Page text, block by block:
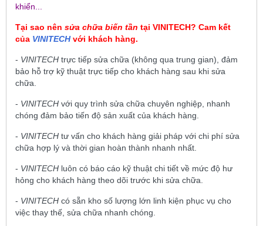
khiển...
Tại sao nên sửa chữa biến tần tại VINITECH? Cam kết
của VINITECHvới khách hàng.
- VINITECH trực tiếp sửa chữa (không qua trung gian), đảm
bảo hỗ trợ kỹ thuật trực tiếp cho khách hàng sau khi sửa
chữa.
- VINITECH với quy trình sửa chữa chuyên nghiệp, nhanh
chóng đảm bảo tiến độ sản xuất của khách hàng.
- VINITECH tư vấn cho khách hàng giải pháp với chi phí sửa
chữa hợp lý và thời gian hoàn thành nhanh nhất.
- VINITECH luôn có báo cáo kỹ thuật chi tiết về mức độ hư
hỏng cho khách hàng theo dõi trước khi sửa chữa.
- VINITECH có sẵn kho số lượng lớn linh kiện phục vụ cho
việc thay thế, sửa chữa nhanh chóng.